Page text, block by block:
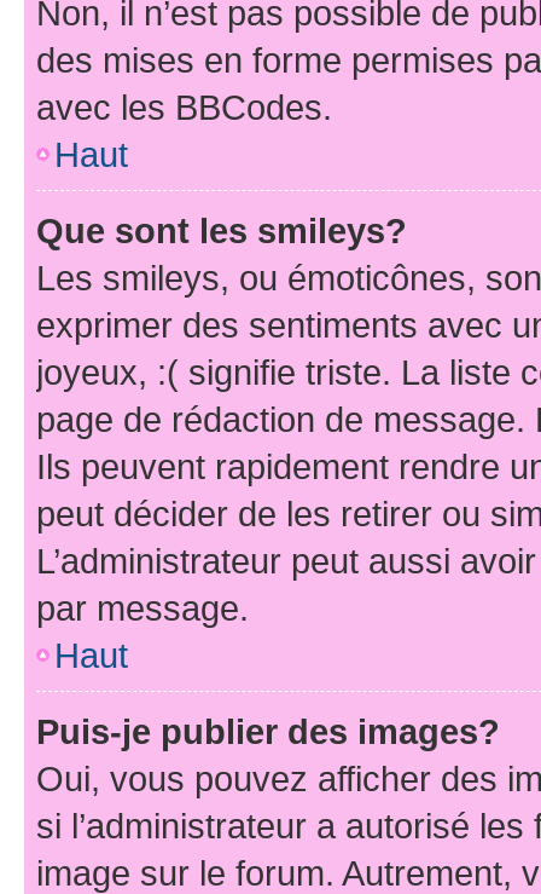
Non, il n’est pas possible de
des mises en forme permises
avec les BBCodes.
Haut
Que sont les smileys?
Les smileys, ou émoticônes,
exprimer des sentiments avec
joyeux, :( signifie triste. La liste
page de rédaction de
Ils peuvent rapidement rendre
peut décider de les retirer ou
L’administrateur peut aussi
par message.
Haut
Puis-je publier des images?
Oui, vous pouvez afficher des
si l’administrateur a autorisé
image sur le forum. Autrement,